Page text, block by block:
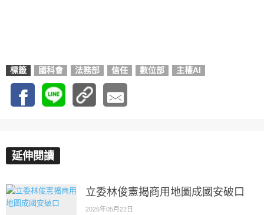
標籤 國科會 法務部 信任 數位部 主權AI
延伸閱讀
立委林俊憲揭商用地圖成國安破口
2026年05月22日